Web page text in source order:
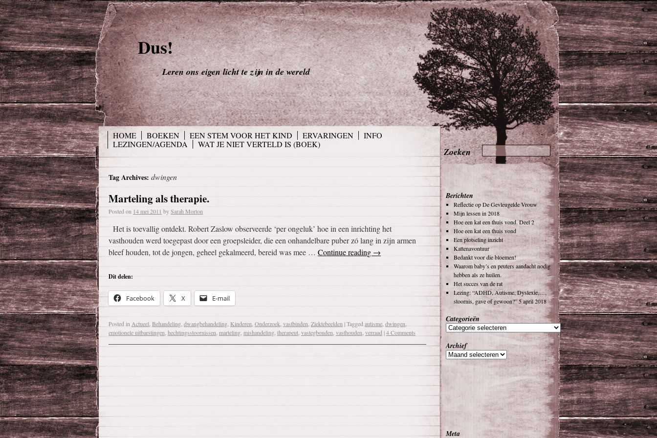
Dus!
Leren ons eigen licht te zijn in de wereld
HOME BOEKEN EEN STEM VOOR HET KIND ERVARINGEN
INFO
LEZINGEN/AGENDA
WAT JE NIET VERTELD IS (BOEK)
Tag Archives: dwingen
Marteling als therapie.
Posted on 14 mei 2011 bySarah Morton
Het is toevallig ontdekt. Robert Zaslow observeerde ‘per ongeluk’ hoe in een inrichting het
vasthouden werd toegepast door een groepsleider, die een onhandelbare puber zó lang in zijn armen
bleef houden, tot de jongen, geheel gekalmeerd, bereid was mee … Continue reading →
Dit delen:
Facebook X E-mail
Posted in Actueel Behandeling dwangbehandeling Kinderen Onderzoek vastbinden Ziektebeelden |Tagged autisme dwingen
emotionele uitbarstingen hechtingsstoornissen marteling mishandeling therapeut vastegbonden vasthouden verraad |4 Comments
Berichten
Reflectie op De Gevleugelde Vrouw
Mijn lessen in 2018
Hoe een kat een thuis vond. Deel 2
Hoe een kat een thuis vond
Een plotseling inzicht
Kattenavontuur
Bedankt voor die bloemen!
Waarom baby’s en peuters aandacht nodig
hebben als ze huilen.
Het succes van de rat
Lezing: “ADHD, Autisme, Dyslexie,…,
stoornis, gave of gewoon?” 5 april 2018
Categorieën
Archief
Meta